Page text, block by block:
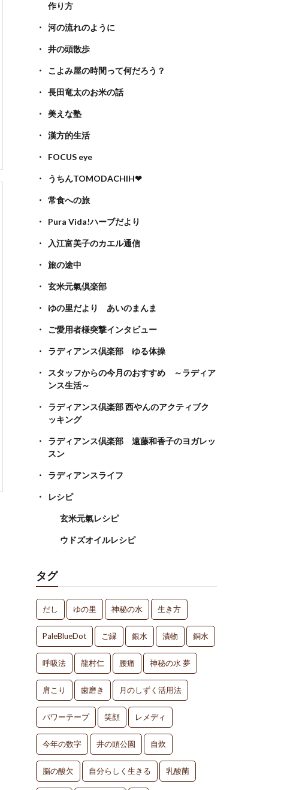
作り方
河の流れのように
井の頭散歩
こよみ屋の時間って何だろう？
長田竜太のお米の話
美えな塾
漢方的生活
FOCUS eye
うちんTOMODACHIH❤
常食への旅
Pura Vida!ハーブだより
入江富美子のカエル通信
旅の途中
玄米元氣倶楽部
ゆの里だより あいのまんま
ご愛用者様突撃インタビュー
ラディアンス倶楽部 ゆる体操
スタッフからの今月のおすすめ ～ラディア
ンス生活～
ラディアンス倶楽部 西やんのアクティブク
ッキング
ラディアンス倶楽部 遠藤和香子のヨガレッ
スン
ラディアンスライフ
レシピ
玄米元氣レシピ
ウドズオイルレシピ
タグ
だし ゆの里 神秘の水 生き方
PaleBlueDot ご縁 銀水 漬物 銅水
呼吸法 龍村仁 腰痛 神秘の水 夢
肩こり 歯磨き 月のしずく活用法
パワーテープ 笑顔 レメディ
今年の数字 井の頭公園 自炊
脳の酸欠 自分らしく生きる 乳酸菌